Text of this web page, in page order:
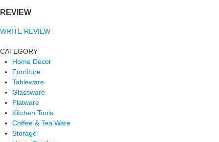
REVIEW
WRITE REVIEW
CATEGORY
Home Decor
Furniture
Tableware
Glassware
Flatware
Kitchen Tools
Coffee & Tea Ware
Storage